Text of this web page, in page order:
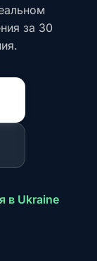
за 30
в Ukraine